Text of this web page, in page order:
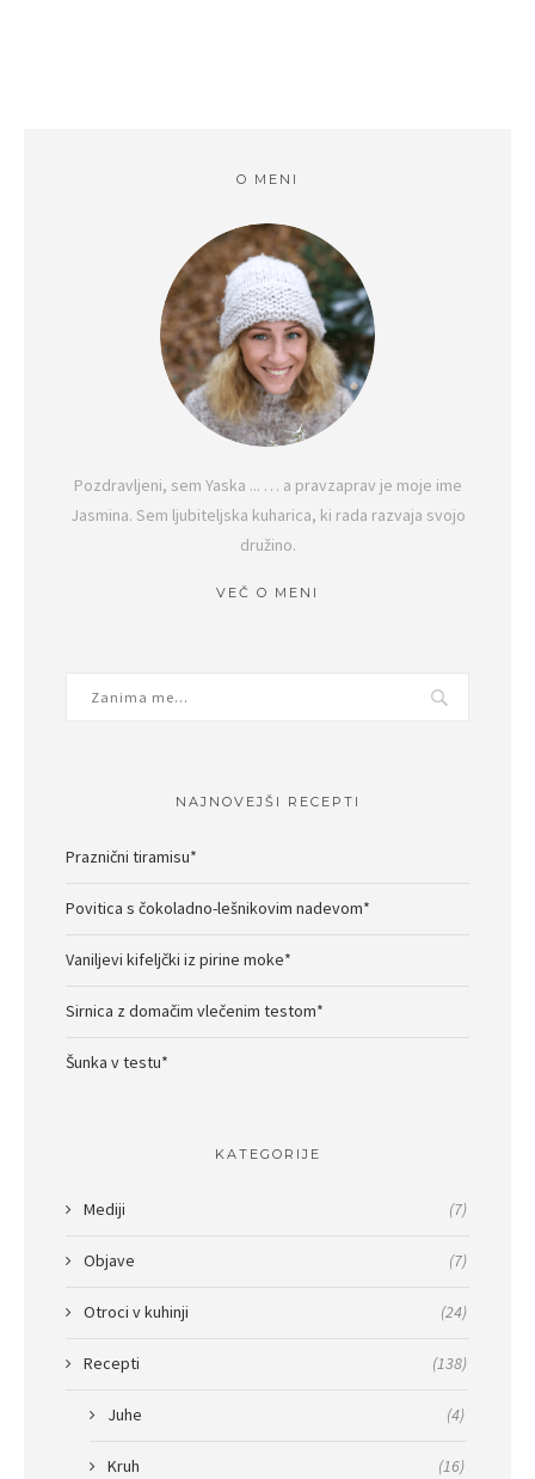
O MENI
Pozdravljeni, sem Yaska ... … a pravzaprav je moje ime
Jasmina. Sem ljubiteljska kuharica, ki rada razvaja svojo
družino.
VEČ O MENI
NAJNOVEJŠI RECEPTI
Praznični tiramisu*
Povitica s čokoladno-lešnikovim nadevom*
Vaniljevi kifeljčki iz pirine moke*
Sirnica z domačim vlečenim testom*
Šunka v testu*
KATEGORIJE
Mediji (7)
Objave (7)
Otroci v kuhinji (24)
Recepti (138)
Juhe (4)
Kruh (16)